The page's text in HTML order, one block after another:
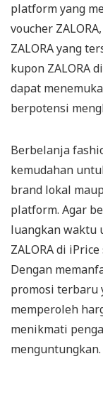
platform yang
voucher
ZALORA yang
kupon ZALORA
dapat
berpotensi
Berbelanja
kemudahan
brand lokal
platform. Agar
luangkan waktu
ZALORA di
Dengan
promosi terbaru
memperoleh
menikmati
menguntungkan.